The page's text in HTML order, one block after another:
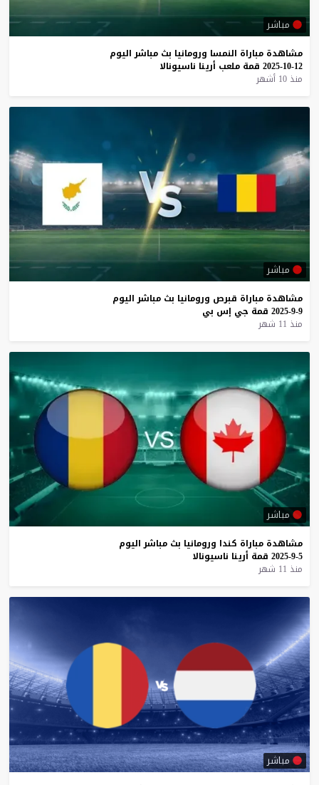
مباشر
مشاهدة مباراة النمسا ورومانيا بث مباشر اليوم
12-10-2025
قمة ملعب أرينا ناسيونالا
منذ 10 أشهر
مباشر
مشاهدة مباراة قبرص ورومانيا بث مباشر اليوم
9-9-2025
قمة جي إس بي
منذ 11 شهر
مباشر
مشاهدة مباراة كندا ورومانيا بث مباشر اليوم
5-9-2025
قمة أرينا ناسيونالا
منذ 11 شهر
مباشر